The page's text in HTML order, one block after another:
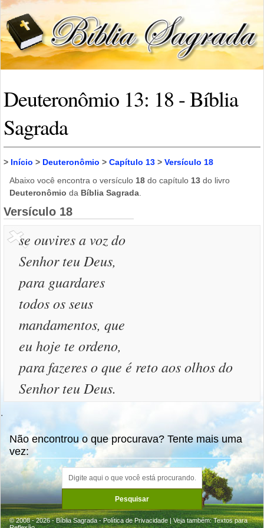
Deuteronômio 13: 18 - Bíblia
Sagrada
> Início > Deuteronômio > Capítulo 13 > Versículo 18
Abaixo você encontra o versículo 18 do capítulo 13 do livro
Deuteronômio da Bíblia Sagrada
Versículo 18
se ouvires a voz do
Senhor teu Deus,
para guardares
todos os seus
mandamentos, que
eu hoje te ordeno,
para fazeres o que é reto aos olhos do
Senhor teu Deus.
.
Não encontrou o que procurava? Tente mais uma
vez:
© 2008 - 2026 - Bíblia Sagrada -Política de Privacidade | Veja também:Textos para